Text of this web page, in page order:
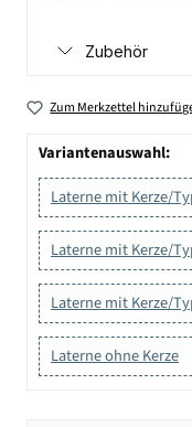
Zubehör
Zum Merkzettel
Variantenauswahl:
Laterne mit Kerze/
Laterne mit Kerze/
Laterne mit Kerze/
Laterne ohne Kerze